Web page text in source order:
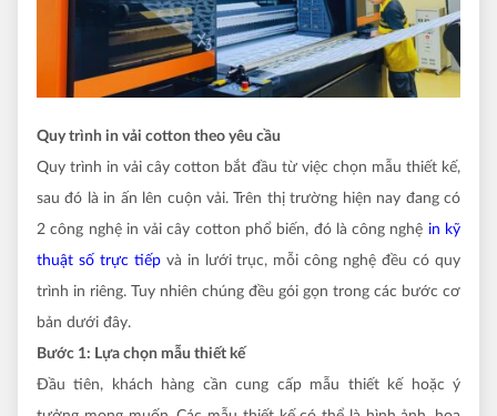
Quy trình in vải cotton theo yêu cầu
Quy trình in vải cây cotton bắt đầu từ việc chọn mẫu thiết kế,
sau đó là in ấn lên cuộn vải. Trên thị trường hiện nay đang có
2 công nghệ in vải cây cotton phổ biến, đó là công nghệ in kỹ
thuật số trực tiếpvà in lưới trục, mỗi công nghệ đều có quy
trình in riêng. Tuy nhiên chúng đều gói gọn trong các bước cơ
bản dưới đây.
Bước 1: Lựa chọn mẫu thiết kế
Đầu tiên, khách hàng cần cung cấp mẫu thiết kế hoặc ý